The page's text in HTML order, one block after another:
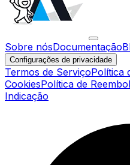
Sobre nósDocumentação
Configurações de privacidade
Termos de ServiçoPolítica
CookiesPolítica de
Indicação